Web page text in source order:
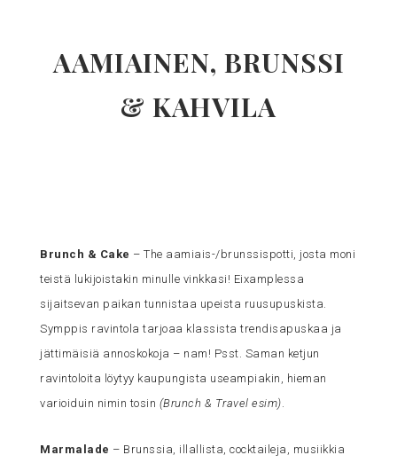
AAMIAINEN, BRUNSSI
& KAHVILA
Brunch & Cake – The aamiais-/brunssispotti, josta moni
teistä lukijoistakin minulle vinkkasi! Eixamplessa
sijaitsevan paikan tunnistaa upeista ruusupuskista.
Symppis ravintola tarjoaa klassista trendisapuskaa ja
jättimäisiä annoskokoja – nam! Psst. Saman ketjun
ravintoloita löytyy kaupungista useampiakin, hieman
varioiduin nimin tosin (Brunch & Travel esim).
Marmalade – Brunssia, illallista, cocktaileja, musiikkia